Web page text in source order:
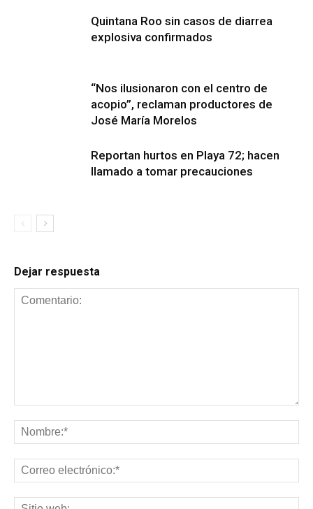
Quintana Roo sin casos de diarrea
explosiva confirmados
“Nos ilusionaron con el centro de
acopio”, reclaman productores de
José María Morelos
Reportan hurtos en Playa 72; hacen
llamado a tomar precauciones
Dejar respuesta